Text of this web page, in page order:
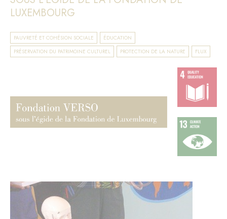
LUXEMBOURG
PAUVRETÉ ET COHÉSION SOCIALE
ÉDUCATION
PRÉSERVATION DU PATRIMOINE CULTUREL
PROTECTION DE LA NATURE FLUX